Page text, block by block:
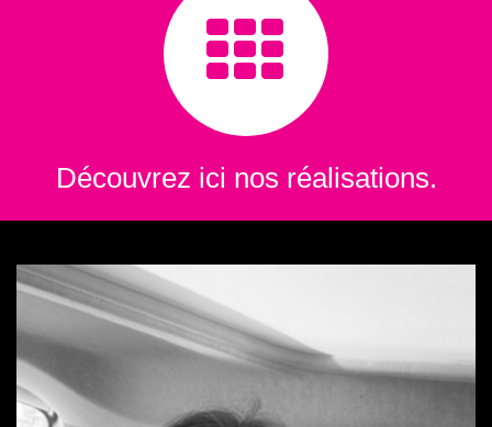
Découvrez ici nos réalisations.